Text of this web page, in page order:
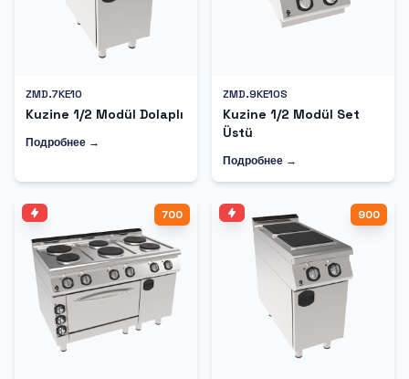
ZMD.7KE10
Kuzine 1/2 Modül Dolaplı
Подробнее →
ZMD.9KE10S
Kuzine 1/2 Modül Set
Üstü
Подробнее →
700 900